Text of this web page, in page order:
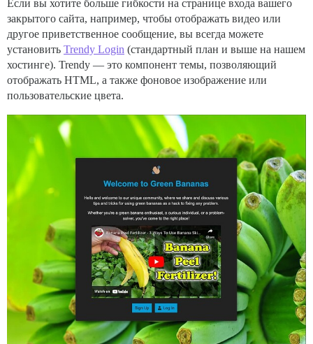
Если вы хотите больше гибкости на странице входа вашего
закрытого сайта, например, чтобы отображать видео или
другое приветственное сообщение, вы всегда можете
установить Trendy Login (стандартный план и выше на нашем
хостинге). Trendy — это компонент темы, позволяющий
отображать HTML, а также фоновое изображение или
пользовательские цвета.